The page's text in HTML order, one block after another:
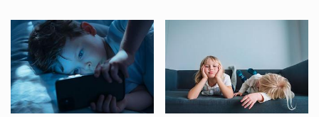
jėgas